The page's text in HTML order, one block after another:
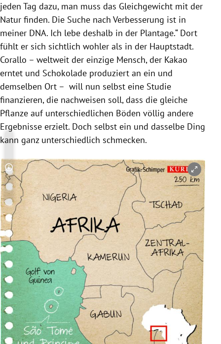
jeden Tag dazu, man muss das Gleichgewicht mit der
Natur finden. Die Suche nach Verbesserung ist in
meiner DNA. Ich lebe deshalb in der Plantage.“ Dort
fühlt er sich sichtlich wohler als in der Hauptstadt.
Corallo – weltweit der einzige Mensch, der Kakao
erntet und Schokolade produziert an ein und
demselben Ort – will nun selbst eine Studie
finanzieren, die nachweisen soll, dass die gleiche
Pflanze auf unterschiedlichen Böden völlig andere
Ergebnisse erzielt. Doch selbst ein und dasselbe Ding
kann ganz unterschiedlich schmecken.
Copyright-Hinweis öffnen/schließen